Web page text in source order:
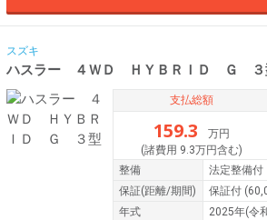
スズキ
ハスラー ４ＷＤ ＨＹＢＲＩＤ Ｇ ３
支払総額
159.3
万円
(諸費用 9.3万円含む)
整備
法定整備付
保証(距離/期間) 保証付
年式
2025年(令